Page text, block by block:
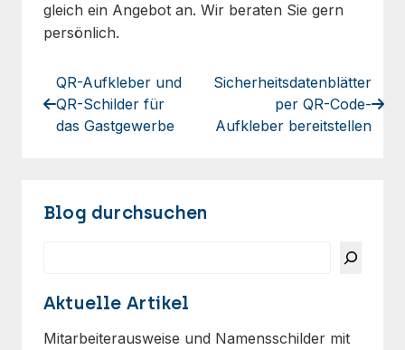
gleich ein Angebot an. Wir beraten Sie gern
persönlich.
QR-Aufkleber und
QR-Schilder für
das Gastgewerbe
Sicherheitsdatenblätter
per QR-Code-
Aufkleber bereitstellen
Blog durchsuchen
Aktuelle Artikel
Mitarbeiterausweise und Namensschilder mit